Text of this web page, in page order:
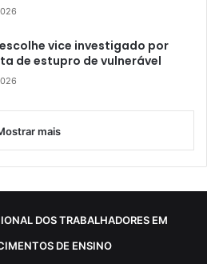
vice investigado por
de estupro de vulnerável
mais
DOS TRABALHADORES EM
DE ENSINO